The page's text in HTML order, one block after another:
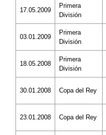
17.05.2009
Primera
División
03.01.2009
Primera
División
18.05.2008
Primera
División
30.01.2008 Copa del Rey
23.01.2008 Copa del Rey